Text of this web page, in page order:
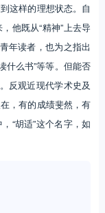
这样的理想状态。自
他既从“精神”上去导
年读者，也为之指出
什么书”等等。但能否
反观近现代学术史及
，有的成绩斐然，有
“胡适”这个名字，如